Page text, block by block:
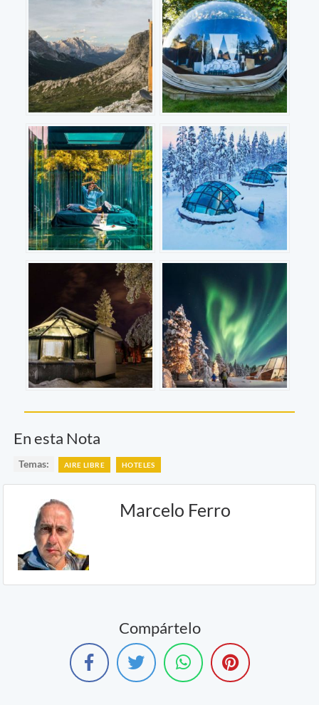
En esta Nota
Temas: AIRE LIBRE HOTELES
Marcelo Ferro
Compártelo